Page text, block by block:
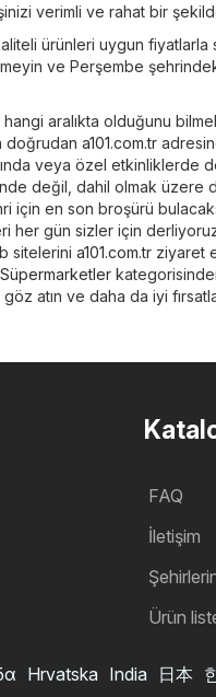
verimli ve rahat bir
ürünleri uygun fiyatlarla
ve Perşembe
aralıkta olduğunu
doğrudan a101.com.tr
veya özel etkinliklerde
değil, dahil olmak üzere
için en son broşürü
her gün sizler için
sitelerini a101.com.tr ziyaret
Süpermarketler
atın ve daha da iyi
FAQ
İletişim
Ürün
Hrvatska India 日本